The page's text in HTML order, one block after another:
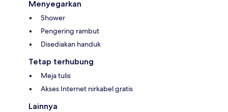
Menyegarkan
Shower
Pengering rambut
Disediakan handuk
Tetap terhubung
Meja tulis
Akses Internet nirkabel gratis
Lainnya